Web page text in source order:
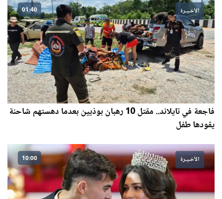
الأخـيـرة 01:40
فاجعة في تايلاند.. مقتل 10 رهبان بوذيين بعدما دهستهم شاحنة
يقودها طفل
الأخـيـرة 10:00